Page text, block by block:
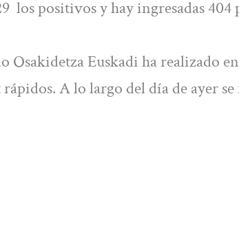
los positivos y hay ingresadas 404
Osakidetza Euskadi ha realizado
A lo largo del día de ayer